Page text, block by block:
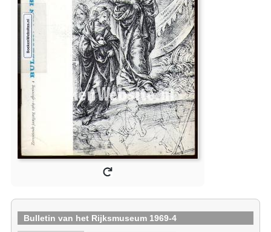
Bulletin van het Rijksmuseum 1969-4